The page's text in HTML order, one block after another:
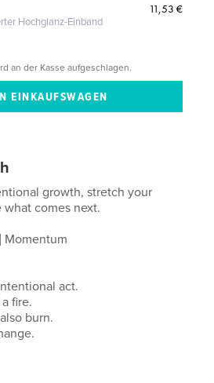
Hochglanz-Einband
11,53 €
an der Kasse aufgeschlagen.
growth, stretch your
what comes next.
Momentum
act.
fire.
burn.